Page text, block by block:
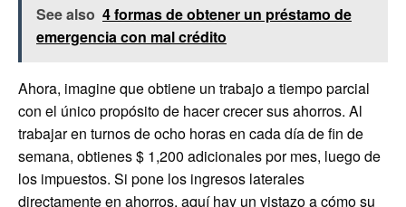
See also 4 formas de obtener un préstamo de
emergencia con mal crédito
Ahora, imagine que obtiene un trabajo a tiempo parcial
con el único propósito de hacer crecer sus ahorros. Al
trabajar en turnos de ocho horas en cada día de fin de
semana, obtienes $ 1,200 adicionales por mes, luego de
los impuestos. Si pone los ingresos laterales
directamente en ahorros, aquí hay un vistazo a cómo su